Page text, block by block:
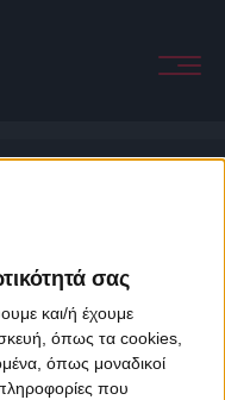
σας
και/ή έχουμε
όπως τα cookies,
όπως μοναδικοί
που
Conditions
Privacy Policy